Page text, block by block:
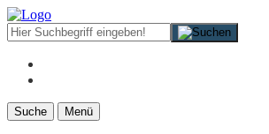
Suche Menü